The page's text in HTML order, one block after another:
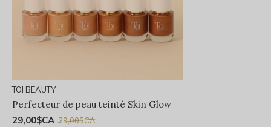
TOI BEAUTY
Perfecteur de peau teinté Skin Glow
29,00$CA 29,00$CA